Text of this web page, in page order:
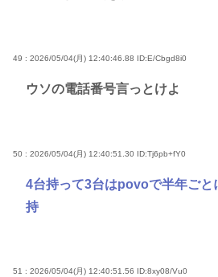
49 : 2026/05/04(月) 12:40:46.88 ID:E/Cbgd8i0
ウソの電話番号言っとけよ
50 : 2026/05/04(月) 12:40:51.30 ID:Tj6pb+fY0
4台持って3台はpovoで半年ごと
持
51 : 2026/05/04(月) 12:40:51.56 ID:8xy08/Vu0